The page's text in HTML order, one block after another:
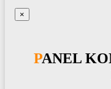
×
PANEL KONTROLNY ASTER -